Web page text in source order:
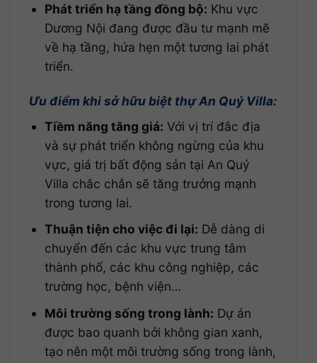
Phát triển hạ tầng đồng bộ: Khu vực
Dương Nội đang được đầu tư mạnh mẽ
về hạ tầng, hứa hẹn một tương lai phát
triển.
Ưu điểm khi sở hữu biệt thự An Quý Villa:
Tiềm năng tăng giá: Với vị trí đắc địa
và sự phát triển không ngừng của khu
vực, giá trị bất động sản tại An Quý
Villa chắc chắn sẽ tăng trưởng mạnh
trong tương lai.
Thuận tiện cho việc đi lại: Dễ dàng di
chuyển đến các khu vực trung tâm
thành phố, các khu công nghiệp, các
trường học, bệnh viện…
Môi trường sống trong lành: Dự án
được bao quanh bởi không gian xanh,
tạo nên một môi trường sống trong lành,